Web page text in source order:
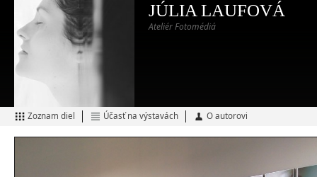
JÚLIA LAUFOVÁ
Ateliér Fotomédiá
Zoznam diel Účasť na výstavách O autorovi